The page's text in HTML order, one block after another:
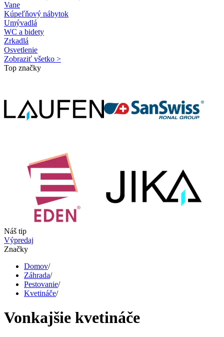
Vane
Kúpeľňový nábytok
Umývadlá
WC a bidety
Zrkadlá
Osvetlenie
Zobraziť všetko >
Top značky
Náš tip
Výpredaj
Značky
Domov/
Záhrada/
Pestovanie/
Kvetináče/
Vonkajšie kvetináče